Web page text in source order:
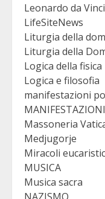
Leonardo da
LifeSiteNews
Liturgia della
Liturgia della
Logica della fisica
Logica e filosofia
manifestazioni
Massoneria
Medjugorje
Miracoli
MUSICA
Musica sacra